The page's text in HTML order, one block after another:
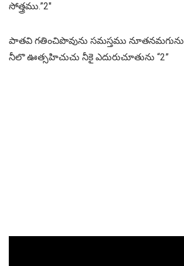
సోత్త్రము.”2″
పాతవి గతించిపొవును సమస్తము నూతనమగును
నీలొ ఊత్సహిచుచు నీకై ఎదురుచూతును “2”